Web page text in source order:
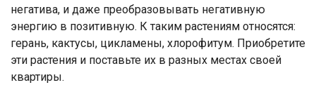
негатива, и даже преобразовывать негативную
энергию в позитивную. К таким растениям относятся:
герань, кактусы, цикламены, хлорофитум. Приобретите
эти растения и поставьте их в разных местах своей
квартиры.